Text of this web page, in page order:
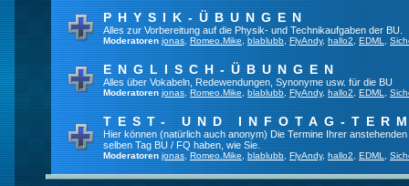
PHYSIK-ÜBUNGEN
Alles zur Vorbereitung auf die Physik- und Technikaufgaben der BU.
Moderatoren jonas Romeo.Mike blablubb FlyAndy, hallo2 EDML
ENGLISCH-ÜBUNGEN
Alles über Vokabeln, Redewendungen, Synonyme usw. für die BU
Moderatoren jonas Romeo.Mike blablubb FlyAndy, hallo2 EDML
TEST- UND INFOTAG-
Hier können (natürlich auch anonym) Die Termine Ihrer
selben Tag BU / FQ haben, wie Sie.
Moderatoren jonas Romeo.Mike blablubb FlyAndy, hallo2 EDML